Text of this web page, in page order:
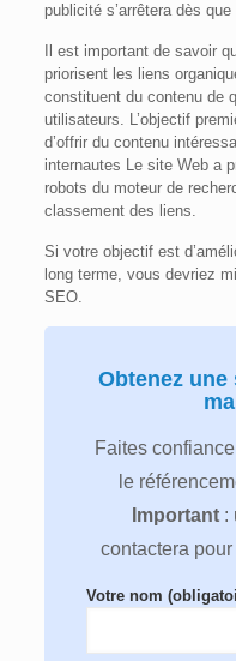
publicité s’arrêtera dès
Il est important de savoir
priorisent les liens
constituent du contenu de
utilisateurs. L’objectif
d’offrir du contenu
internautes Le site Web a
robots du moteur de
classement des liens.
Si votre objectif est
long terme, vous devriez
SEO.
Obtenez
Faites
le
Important :
contactera
Votre nom